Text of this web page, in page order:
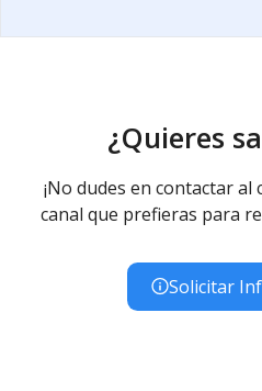
¿Quieres
¡No dudes en contactar
canal que prefieras para
Solicitar